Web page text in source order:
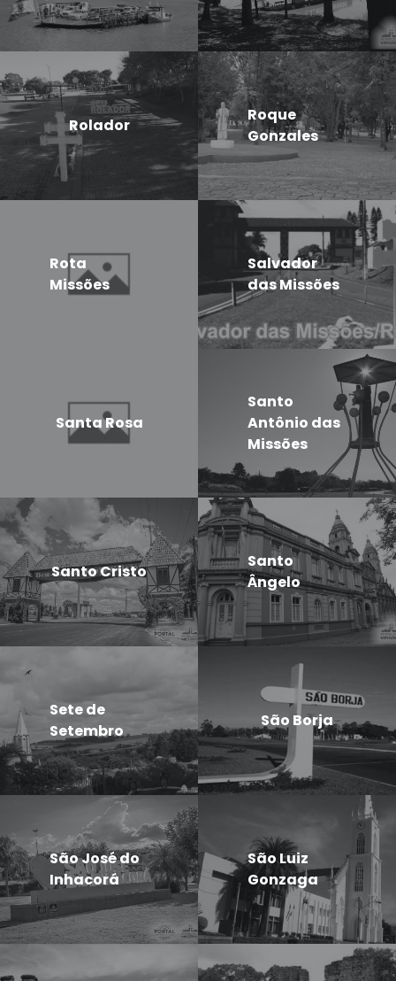
Rolador
Roque
Gonzales
Rota
Missões
Salvador
das Missões
Santa Rosa
Santo
Antônio das
Missões
Santo Cristo
Santo
Ângelo
Sete de
Setembro
São Borja
São José do
Inhacorá
São Luiz
Gonzaga